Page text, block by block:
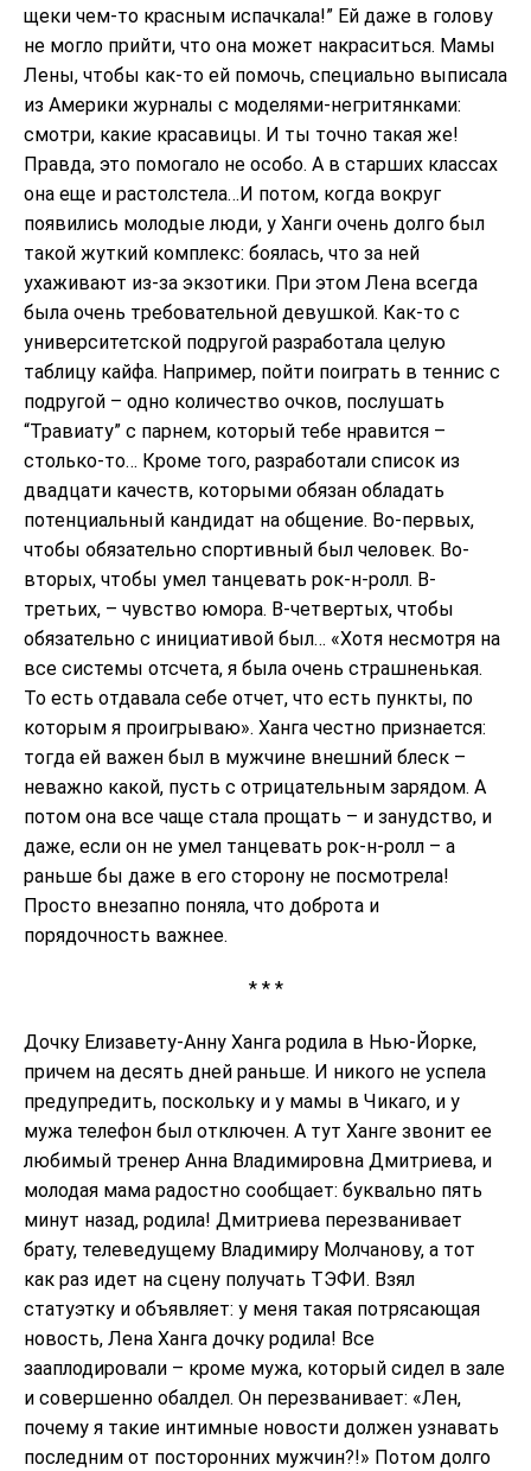
щеки чем-то красным испачкала!” Ей даже в голову
не могло прийти, что она может накраситься. Мамы
Лены, чтобы как-то ей помочь, специально выписала
из Америки журналы с моделями-негритянками:
смотри, какие красавицы. И ты точно такая же!
Правда, это помогало не особо. А в старших классах
она еще и растолстела…И потом, когда вокруг
появились молодые люди, у Ханги очень долго был
такой жуткий комплекс: боялась, что за ней
ухаживают из-за экзотики. При этом Лена всегда
была очень требовательной девушкой. Как-то с
университетской подругой разработала целую
таблицу кайфа. Например, пойти поиграть в теннис с
подругой – одно количество очков, послушать
“Травиату” с парнем, который тебе нравится –
столько-то… Кроме того, разработали список из
двадцати качеств, которыми обязан обладать
потенциальный кандидат на общение. Во-первых,
чтобы обязательно спортивный был человек. Во-
вторых, чтобы умел танцевать рок-н-ролл. В-
третьих, – чувство юмора. В-четвертых, чтобы
обязательно с инициативой был… «Хотя несмотря на
все системы отсчета, я была очень страшненькая.
То есть отдавала себе отчет, что есть пункты, по
которым я проигрываю». Ханга честно признается:
тогда ей важен был в мужчине внешний блеск –
неважно какой, пусть с отрицательным зарядом. А
потом она все чаще стала прощать – и занудство, и
даже, если он не умел танцевать рок-н-ролл – а
раньше бы даже в его сторону не посмотрела!
Просто внезапно поняла, что доброта и
порядочность важнее.
* * *
Дочку Елизавету-Анну Ханга родила в Нью-Йорке,
причем на десять дней раньше. И никого не успела
предупредить, поскольку и у мамы в Чикаго, и у
мужа телефон был отключен. А тут Ханге звонит ее
любимый тренер Анна Владимировна Дмитриева, и
молодая мама радостно сообщает: буквально пять
минут назад, родила! Дмитриева перезванивает
брату, телеведущему Владимиру Молчанову, а тот
как раз идет на сцену получать ТЭФИ. Взял
статуэтку и объявляет: у меня такая потрясающая
новость, Лена Ханга дочку родила! Все
зааплодировали – кроме мужа, который сидел в зале
и совершенно обалдел. Он перезванивает: «Лен,
почему я такие интимные новости должен узнавать
последним от посторонних мужчин?!» Потом долго